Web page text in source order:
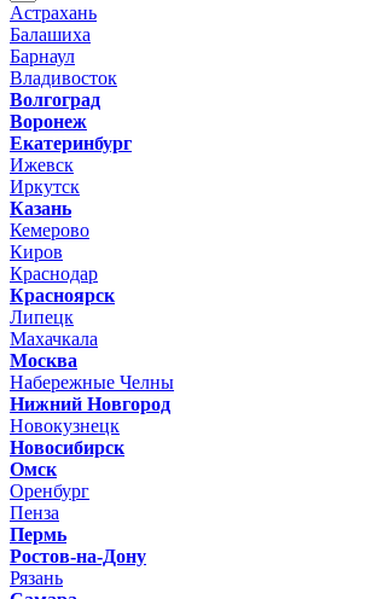
Астрахань
Балашиха
Барнаул
Владивосток
Волгоград
Воронеж
Екатеринбург
Ижевск
Иркутск
Казань
Кемерово
Киров
Краснодар
Красноярск
Липецк
Махачкала
Москва
Набережные Челны
Нижний Новгород
Новокузнецк
Новосибирск
Омск
Оренбург
Пенза
Пермь
Ростов-на-Дону
Рязань